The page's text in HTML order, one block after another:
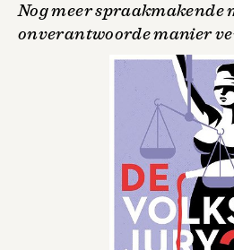
Nog meer spraakmakende
onverantwoorde manier